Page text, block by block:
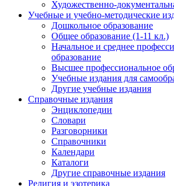
Художественно-
Учебные и учебно-методические
Дошкольное образование
Общее образование (1-11 кл.)
Начальное и среднее
образование
Высшее профессиональное
Учебные издания для
Другие учебные издания
Справочные издания
Энциклопедии
Словари
Разговорники
Справочники
Календари
Каталоги
Другие справочные издания
Религия и эзотерика